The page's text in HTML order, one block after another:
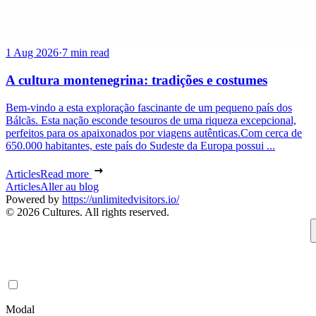
1 Aug 2026·7 min read
A cultura montenegrina: tradições e costumes
Bem-vindo a esta exploração fascinante de um pequeno país dos
Bálcãs. Esta nação esconde tesouros de uma riqueza excepcional,
perfeitos para os apaixonados por viagens autênticas.Com cerca de
650.000 habitantes, este país do Sudeste da Europa possui ...
ArticlesRead more
ArticlesAller au blog
Powered by https://unlimitedvisitors.io/
© 2026 Cultures. All rights reserved.
Modal